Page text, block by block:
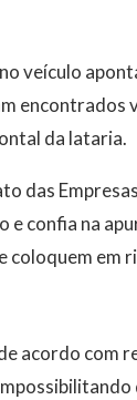
veículo
da lataria.
das
e confia na
coloquem em
acordo com